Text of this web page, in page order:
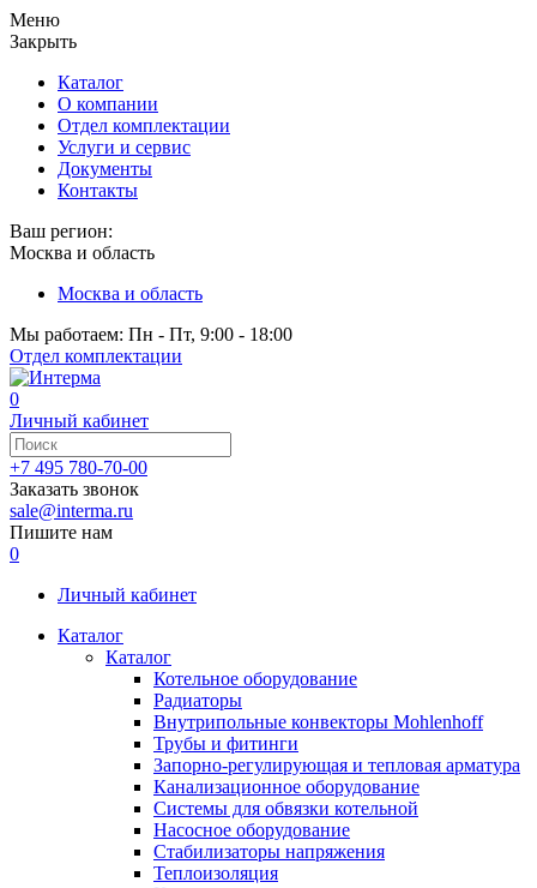
Меню
Закрыть
Каталог
О компании
Отдел комплектации
Услуги и сервис
Документы
Контакты
Ваш регион:
Москва и область
Москва и область
Мы работаем: Пн - Пт, 9:00 - 18:00
Отдел комплектации
0
Личный кабинет
+7 495 780-70-00
Заказать звонок
sale@interma.ru
Пишите нам
0
Личный кабинет
Каталог
Каталог
Котельное оборудование
Радиаторы
Внутрипольные конвекторы Mohlenhoff
Трубы и фитинги
Запорно-регулирующая и тепловая арматура
Канализационное оборудование
Системы для обвязки котельной
Насосное оборудование
Стабилизаторы напряжения
Теплоизоляция